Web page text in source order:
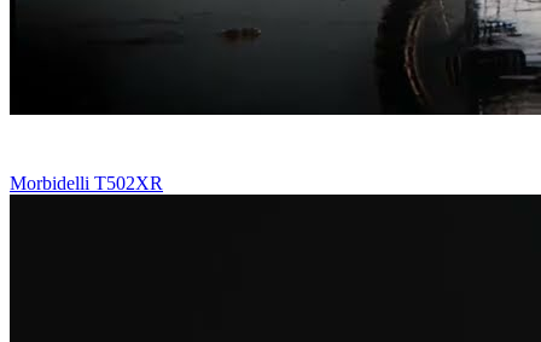
Morbidelli T502XR